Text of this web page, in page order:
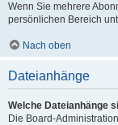
Wenn Sie mehrere
persönlichen Bereich
Nach oben
Dateianhänge
Welche Dateianhänge
Die Board-